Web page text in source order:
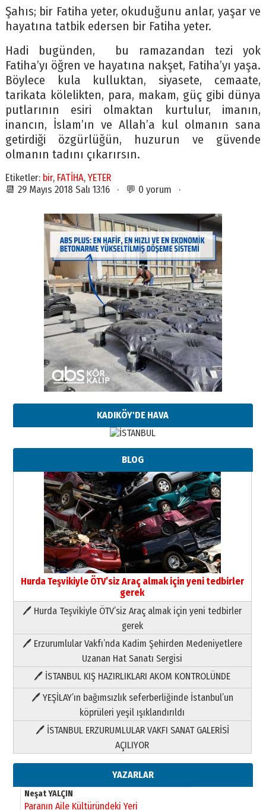
Şahıs; bir Fatiha yeter, okuduğunu anlar, yaşar ve
hayatına tatbik edersen bir Fatiha yeter.
Hadi bugünden, bu ramazandan tezi yok
Fatiha’yı öğren ve hayatına nakşet, Fatiha’yı yaşa.
Böylece kula kulluktan, siyasete, cemaate,
tarikata kölelikten, para, makam, güç gibi dünya
putlarının esiri olmaktan kurtulur, imanın,
inancın, İslam’ın ve Allah’a kul olmanın sana
getirdiği özgürlüğün, huzurun ve güvende
olmanın tadını çıkarırsın.
Etiketler: bir, FATİHA,YETER
📆 29 Mayıs 2018 Salı 13:16 · 💬 0 yorum ·
KADIKÖY'DE HAVA
BLOG
Hurda Teşvikiyle ÖTV’siz Araç almak için yeni tedbirler
gerek
🖊 Hurda Teşvikiyle ÖTV’siz Araç almak için yeni tedbirler
gerek
🖊 Erzurumlular Vakfı’nda Kadim Şehirden Medeniyetlere
Uzanan Hat Sanatı Sergisi
🖊 İSTANBUL KIŞ HAZIRLIKLARI AKOM KONTROLÜNDE
🖊 YEŞİLAY’ın bağımsızlık seferberliğinde İstanbul’un
köprüleri yeşil ışıklandırıldı
🖊 İSTANBUL ERZURUMLULAR VAKFI SANAT GALERİSİ
AÇILIYOR
YAZARLAR
Neşat YALÇIN
Paranın Aile Kültüründeki Yeri
03 Ağustos 2026 Pazartesi
Yıldırım Gündoğdu
HAVVA’NIN ÜÇ KIZI
09 Temmuz 2026 Perşembe
Yusuf POLAT
Şampiyonluk Sebahattin Şirin’e
11 Mayıs 2026 Pazartesi
Paranın Aile Kültüründeki Yeri
03 Ağustos 2026 Pazartesi
Yıldırım Gündoğdu
HAVVA’NIN ÜÇ KIZI
Yusuf POLAT
yazar
11 Mayıs 2026 Pazartesi